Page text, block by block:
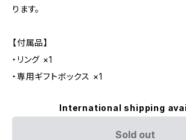
ります。
【付属品】
・リング ×1
・専用ギフトボックス ×1
International shipping
Sold out